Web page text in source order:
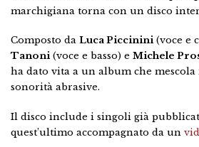
marchigiana torna con un disco
Composto da Luca Piccinini(voce e
Tanoni(voce e basso) e Michele
ha dato vita a un album che
sonorità abrasive.
Il disco include i singoli già
quest’ultimo accompagnato da un